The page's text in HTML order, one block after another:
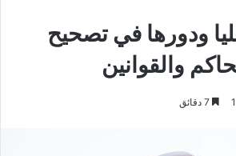
ودورها في تصحيح
والقوانين